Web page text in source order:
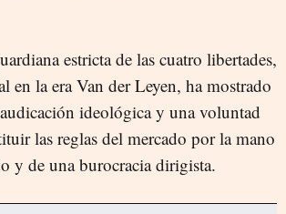
estricta de las cuatro libertades,
en la era Van der Leyen, ha mostrado
ideológica y una voluntad
las reglas del mercado por la mano
y de una burocracia dirigista.